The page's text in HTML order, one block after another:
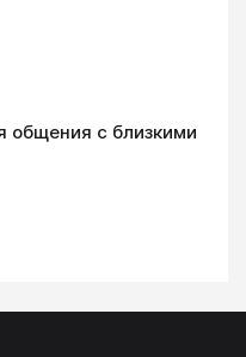
общения с близкими